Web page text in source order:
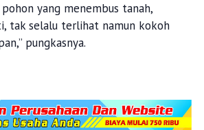
yang menembus tanah,
tak selalu terlihat namun kokoh
pungkasnya.